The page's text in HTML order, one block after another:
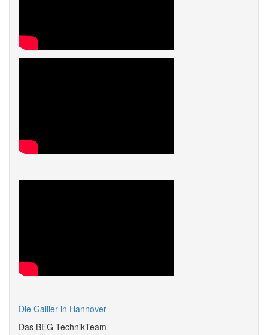
Die Gallier in Hannover
Das BEG TechnikTeam